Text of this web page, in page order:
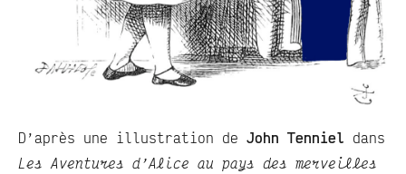
D’après une illustration de John Tenniel dans
Les Aventures d’Alice au pays des merveilles